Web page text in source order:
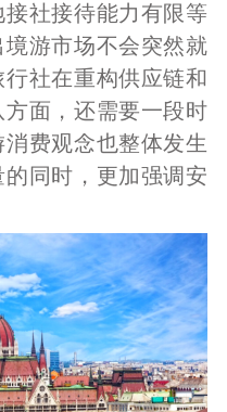
社接待能力有限等
游市场不会突然就
社在重构供应链和
面，还需要一段时
费观念也整体发生
同时，更加强调安